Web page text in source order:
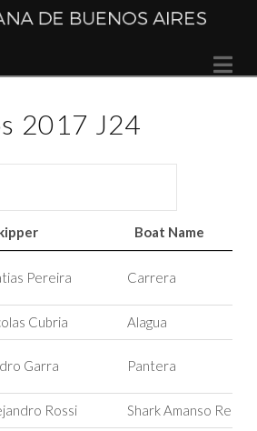
2017 J24
Boat Name
Pereira Carrera
Cubria Alagua
Garra Pantera
Rossi Shark Amanso